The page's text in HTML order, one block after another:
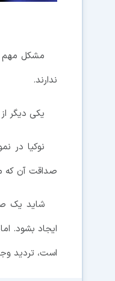
مشکل مهم
ندارند.
یکی دیگر
نوکیا در
صداقت آن که
شاید یک
ایجاد بشود.
است، تردید